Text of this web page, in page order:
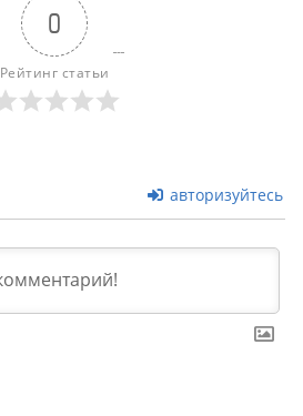
0
Рейтинг статьи
авторизуйтесь